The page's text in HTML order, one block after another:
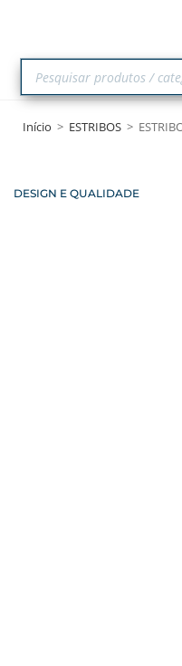
Início > ESTRIBOS >
DESIGN E QUALIDADE